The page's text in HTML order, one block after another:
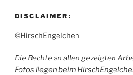
DISCLAIMER:
©HirschEngelchen
Die Rechte an allen gezeigten
Fotos liegen beim